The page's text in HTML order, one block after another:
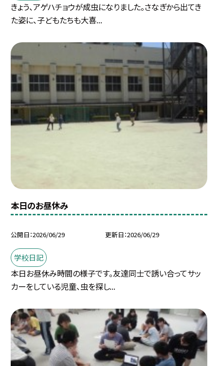
きょう、アゲハチョウが成虫になりました。さなぎから出てき
た姿に、子どもたちも大喜...
本日のお昼休み
公開日 2026/06/29 更新日 2026/06/29
学校日記
本日お昼休み時間の様子です。友達同士で誘い合ってサッ
カーをしている児童、虫を探し...